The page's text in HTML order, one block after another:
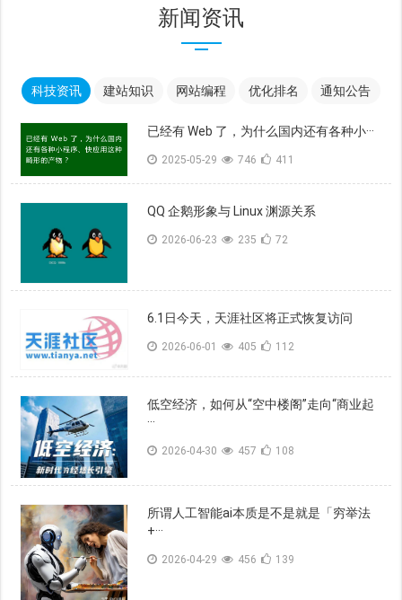
新闻资讯
科技资讯 建站知识 网站编程 优化排名 通知公告
已经有 Web 了，为什么国内还有各种小···
2025-05-29 746 411
QQ 企鹅形象与 Linux 渊源关系
2026-06-23 235 72
6.1日今天，天涯社区将正式恢复访问
2026-06-01 405 112
低空经济，如何从“空中楼阁”走向“商业起
···
2026-04-30 457 108
所谓人工智能ai本质是不是就是「穷举法
+···
2026-04-29 456 139